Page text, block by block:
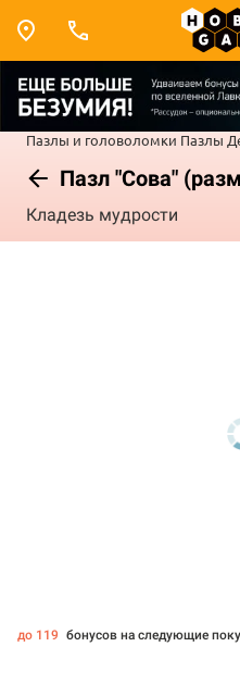
Пазлы и головоломки Пазлы
Пазл "Сова"
Кладезь мудрости
до 119 бонусов на следующие